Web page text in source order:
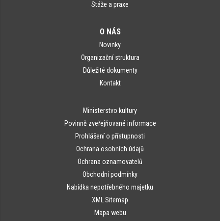
Stáže a praxe
O NÁS
Novinky
Organizační struktura
Důležité dokumenty
Kontakt
Ministerstvo kultury
Povinně zveřejňované informace
Prohlášení o přístupnosti
Ochrana osobních údajů
Ochrana oznamovatelů
Obchodní podmínky
Nabídka nepotřebného majetku
XML Sitemap
Mapa webu